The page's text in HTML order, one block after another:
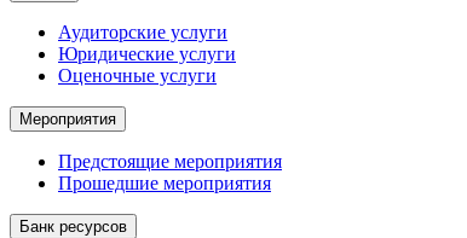
Аудиторские услуги
Юридические услуги
Оценочные услуги
Мероприятия
Предстоящие мероприятия
Прошедшие мероприятия
Банк ресурсов